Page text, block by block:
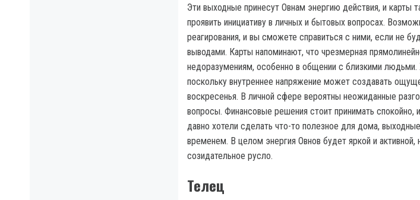
Эти выходные принесут Овнам энергию действия, и карты
проявить инициативу в личных и бытовых вопросах.
реагирования, и вы сможете справиться с ними, если не
выводами. Карты напоминают, что чрезмерная
недоразумениям, особенно в общении с близкими
поскольку внутреннее напряжение может создавать
воскресенья. В личной сфере вероятны неожиданные
вопросы. Финансовые решения стоит принимать спокойно,
давно хотели сделать что-то полезное для дома,
временем. В целом энергия Овнов будет яркой и активной,
созидательное русло.
Телец